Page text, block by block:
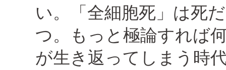
い。「全細胞死」は死
つ。もっと極論すれば
が生き返ってしまう時